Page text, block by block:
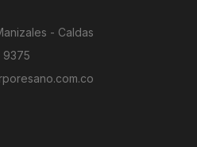
- Caldas
9375